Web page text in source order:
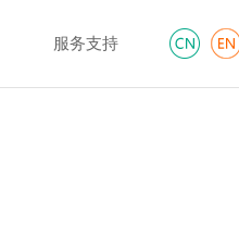
服务支持